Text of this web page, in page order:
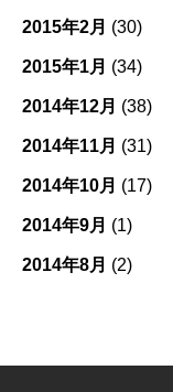
2015年2月 (30)
2015年1月 (34)
2014年12月 (38)
2014年11月 (31)
2014年10月 (17)
2014年9月 (1)
2014年8月 (2)